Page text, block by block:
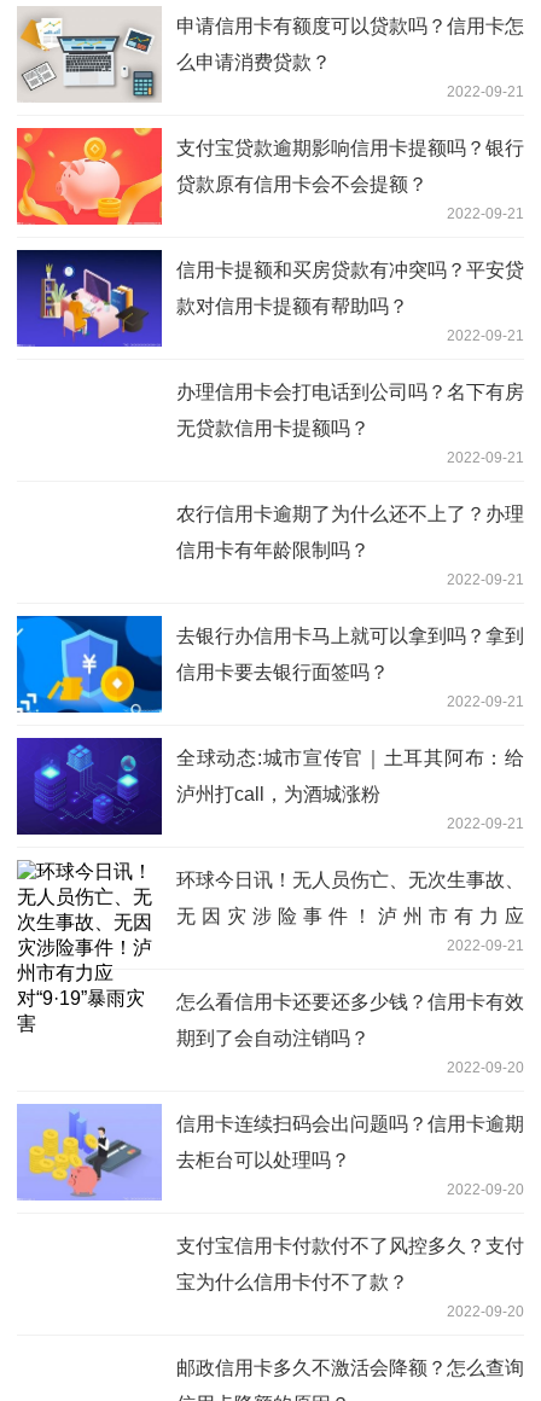
申请信用卡有额度可以贷款吗？信用卡怎
么申请消费贷款？
2022-09-21
支付宝贷款逾期影响信用卡提额吗？银行
贷款原有信用卡会不会提额？
2022-09-21
信用卡提额和买房贷款有冲突吗？平安贷
款对信用卡提额有帮助吗？
2022-09-21
办理信用卡会打电话到公司吗？名下有房
无贷款信用卡提额吗？
2022-09-21
农行信用卡逾期了为什么还不上了？办理
信用卡有年龄限制吗？
2022-09-21
去银行办信用卡马上就可以拿到吗？拿到
信用卡要去银行面签吗？
2022-09-21
全球动态:城市宣传官｜土耳其阿布：给
泸州打call，为酒城涨粉
2022-09-21
环球今日讯！无人员伤亡、无次生事故、
无因灾涉险事件！泸州市有力应
2022-09-21
怎么看信用卡还要还多少钱？信用卡有效
期到了会自动注销吗？
2022-09-20
信用卡连续扫码会出问题吗？信用卡逾期
去柜台可以处理吗？
2022-09-20
支付宝信用卡付款付不了风控多久？支付
宝为什么信用卡付不了款？
2022-09-20
邮政信用卡多久不激活会降额？怎么查询